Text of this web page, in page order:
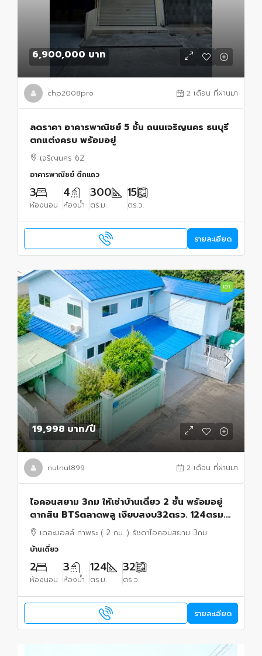
6,900,000 บาท
chp2008pro 2 เดือน ที่ผ่านมา
ลดราคา อาคารพาณิชย์ 5 ชั้น ถนนเจริญนคร ธนบุรี
ตกแต่งครบ พร้อมอยู่
เจริญนคร 62
อาคารพาณิชย์ ตึกแถว
3
ห้องนอน
4
ห้องน้ำ
300
ตร.ม.
15
ตร.ว.
รายละเอียด
เช่า
19,998 บาท/ปี
nutnut899 2 เดือน ที่ผ่านมา
ไอคอนสยาม 3กม ให้เช่าบ้านเดี่ยว 2 ชั้น พร้อมอยู่
ตากสิน BTSตลาดพลู เงียบสงบ32ตรว. 124ตรม.
2นอน 3น้ำ 2จอดรถ 4แอร์ เดอะมอลล์ ท่าพระ
เดอะมอลล์ ท่าพระ ( 2 กม. ) รัชดาไอคอนสยาม 3กม
บ้านเดี่ยว
2
ห้องนอน
3
ห้องน้ำ
124
ตร.ม.
32
ตร.ว.
รายละเอียด